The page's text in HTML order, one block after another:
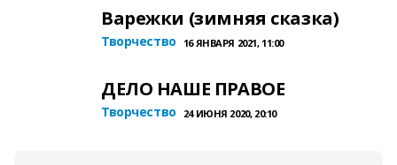
Варежки (зимняя сказка)
Творчество 16 ЯНВАРЯ 2021, 11:00
ДЕЛО НАШЕ ПРАВОЕ
Творчество 24 ИЮНЯ 2020, 20:10